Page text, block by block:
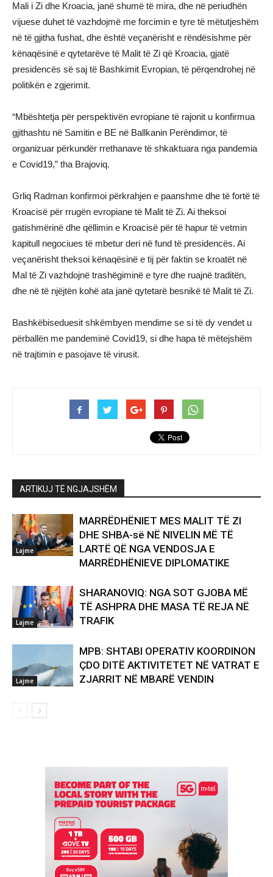
Mali i Zi dhe Kroacia, janë shumë të mira, dhe në periudhën
vijuese duhet të vazhdojmë me forcimin e tyre të mëtutjeshëm
në të gjitha fushat, dhe është veçanërisht e rëndësishme për
kënaqësinë e qytetarëve të Malit të Zi që Kroacia, gjatë
presidencës së saj të Bashkimit Evropian, të përqendrohej në
politikën e zgjerimit.
“Mbështetja për perspektivën evropiane të rajonit u konfirmua
gjithashtu në Samitin e BE në Ballkanin Perëndimor, të
organizuar përkundër rrethanave të shkaktuara nga pandemia
e Covid19,” tha Brajoviq.
Grliq Radman konfirmoi përkrahjen e paanshme dhe të fortë të
Kroacisë për rrugën evropiane të Malit të Zi. Ai theksoi
gatishmërinë dhe qëllimin e Kroacisë për të hapur të vetmin
kapitull negociues të mbetur deri në fund të presidencës. Ai
veçanërisht theksoi kënaqësinë e tij për faktin se kroatët në
Mal të Zi vazhdojnë trashëgiminë e tyre dhe ruajnë traditën,
dhe në të njëjtën kohë ata janë qytetarë besnikë të Malit të Zi.
Bashkëbiseduesit shkëmbyen mendime se si të dy vendet u
përballën me pandeminë Covid19, si dhe hapa të mëtejshëm
në trajtimin e pasojave të virusit.
ARTIKUJ TË NGJAJSHËM
Lajme
MARRËDHËNIET MES MALIT TË ZI
DHE SHBA-së NË NIVELIN MË TË
LARTË QË NGA VENDOSJA E
MARRËDHËNIEVE DIPLOMATIKE
Lajme
SHARANOVIQ: NGA SOT GJOBA MË
TË ASHPRA DHE MASA TË REJA NË
TRAFIK
Lajme
MPB: SHTABI OPERATIV KOORDINON
ÇDO DITË AKTIVITETET NË VATRAT E
ZJARRIT NË MBARË VENDIN